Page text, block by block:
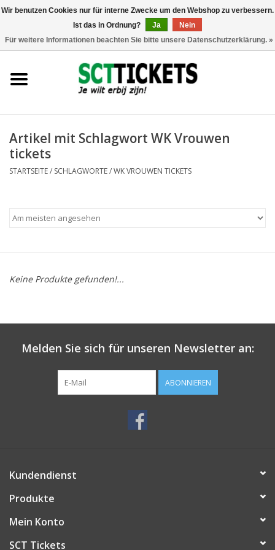
Artikel mit Schlagwort WK Vrouwen
tickets
STARTSEITE/ SCHLAGWORTE/WK VROUWEN TICKETS
Keine Produkte gefunden!...
Melden Sie sich für unseren Newsletter an:
ABONNIEREN
Kundendienst
Produkte
Mein Konto
SCT Tickets
Wir benutzen Cookies nur für interne Zwecke um den Webshop zu verbessern.
Ist das in Ordnung?
Ja
Nein
Für weitere Informationen beachten Sie bitte unsere Datenschutzerklärung. »